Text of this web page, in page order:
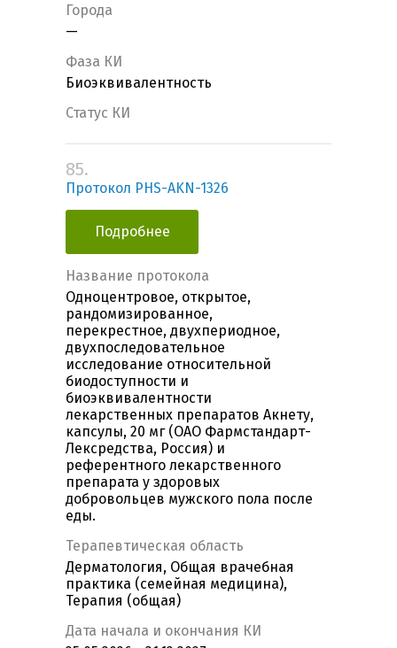
Города
—
Фаза КИ
Биоэквивалентность
Статус КИ
85.
Протокол PHS-AKN-1326
Подробнее
Название протокола
Одноцентровое, открытое,
рандомизированное,
перекрестное, двухпериодное,
двухпоследовательное
исследование относительной
биодоступности и
биоэквивалентности
лекарственных препаратов Акнету,
капсулы, 20 мг (ОАО Фармстандарт-
Лексредства, Россия) и
референтного лекарственного
препарата у здоровых
добровольцев мужского пола после
еды.
Терапевтическая область
Дерматология, Общая врачебная
практика (семейная медицина),
Терапия (общая)
Дата начала и окончания КИ